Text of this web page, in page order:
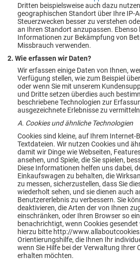
Dritten beispielsweise auch dazu
geographischen Standort über Ihre IP-
Steuerzwecken besser zu verstehen
an Ihren Standort anzupassen. Ebenso
Informationen zur Bekämpfung von
Missbrauch verwenden.
2. Wie erfassen wir Daten?
Wir erfassen einige Daten von Ihnen,
Verfügung stellen, wie zum Beispiel
oder wenn Sie mit unserem
und Dritte setzen überdies auch
beschriebene Technologien zur
ausgezeichnete Erlebnisse zu
A. Cookies und ähnliche Technologien
Cookies sind kleine, auf Ihrem Internet-
Textdateien. Wir nutzen Cookies und
damit wir Dinge wie Webseiten,
ansehen, und Spiele, die Sie spielen,
Diese Informationen helfen uns dabei,
Einkaufswagen zu behalten, die
zu messen, sicherzustellen, dass Sie
wiederholt sehen, und sie dienen auch
Benutzererlebnis zu verbessern. Sie
deaktivieren, die Arten der von Ihnen
einschränken, oder Ihren Browser so
benachrichtigt, wenn Cookies gesendet
hierzu bitte http://
Orientierungshilfe, die Ihnen Ihr
wenn Sie Hilfe bei der Verwaltung Ihrer
erhalten möchten.